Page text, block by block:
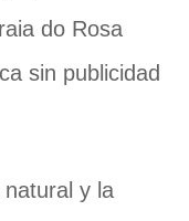
do Rosa
sin publicidad
y la